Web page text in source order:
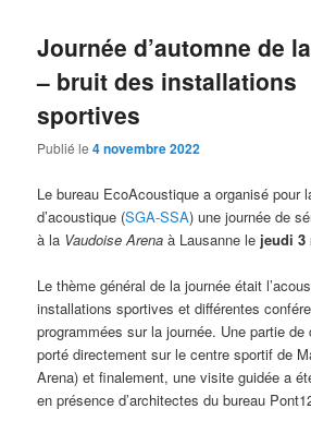
Journée d’automne de
– bruit des installations
sportives
Publié le4 novembre 2022
Le bureau EcoAcoustique a organisé pour
d’acoustique (SGA-SSA) une journée de
à la Vaudoise Arena à Lausanne le jeudi 3
Le thème général de la journée était
installations sportives et différentes
programmées sur la journée. Une partie
porté directement sur le centre sportif de
Arena) et finalement, une visite guidée a
en présence d’architectes du bureau